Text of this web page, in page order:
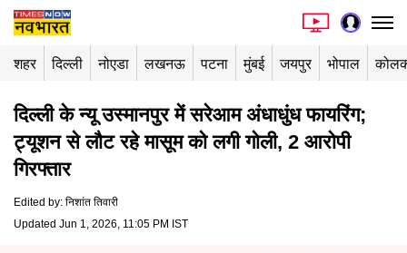
शहर दिल्ली नोएडा लखनऊ पटना मुंबई जयपुर भोपाल
दिल्ली के न्यू उस्मानपुर में सरेआम अंधाधुंध फायरिंग;
ट्यूशन से लौट रहे मासूम को लगी गोली, 2 आरोपी
गिरफ्तार
Edited by: निशांत तिवारी
Updated Jun 1, 2026, 11:05 PM IST